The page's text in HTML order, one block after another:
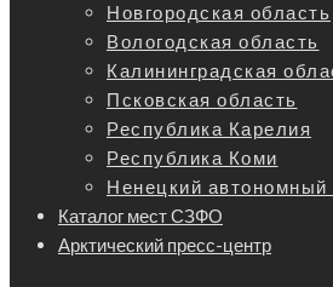
Новгородская область
Вологодская область
Калининградская
Псковская область
Республика Карелия
Республика Коми
Ненецкий автономный
Каталог мест СЗФО
Арктический пресс-центр